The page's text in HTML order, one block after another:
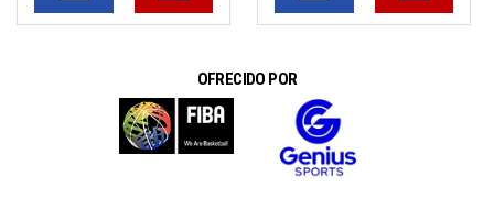
OFRECIDO POR